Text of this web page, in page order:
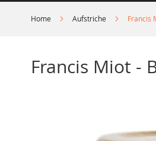
Home Aufstriche Francis
Francis Miot -